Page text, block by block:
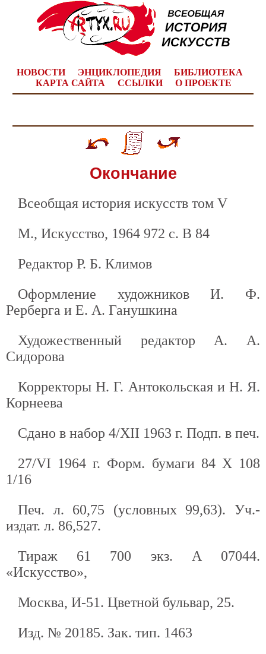
НОВОСТИ ЭНЦИКЛОПЕДИЯ
БИБЛИОТЕКА
КАРТА САЙТА
ССЫЛКИ О ПРОЕКТЕ
Окончание
Всеобщая история искусств том V
М., Искусство, 1964 972 с. В 84
Редактор Р. Б. Климов
Оформление художников И. Ф.
Рерберга и Е. А. Ганушкина
Художественный редактор А. А.
Сидорова
Корректоры Н. Г. Антокольская и Н. Я.
Корнеева
Сдано в набор 4/ХII 1963 г. Подп. в печ.
27/VI 1964 г. Форм. бумаги 84 X 108
1/16
Печ. л. 60,75 (условных 99,63). Уч.-
издат. л. 86,527.
Тираж 61 700 экз. А 07044.
«Искусство»,
Москва, И-51. Цветной бульвар, 25.
Изд. № 20185. Зак. тип. 1463